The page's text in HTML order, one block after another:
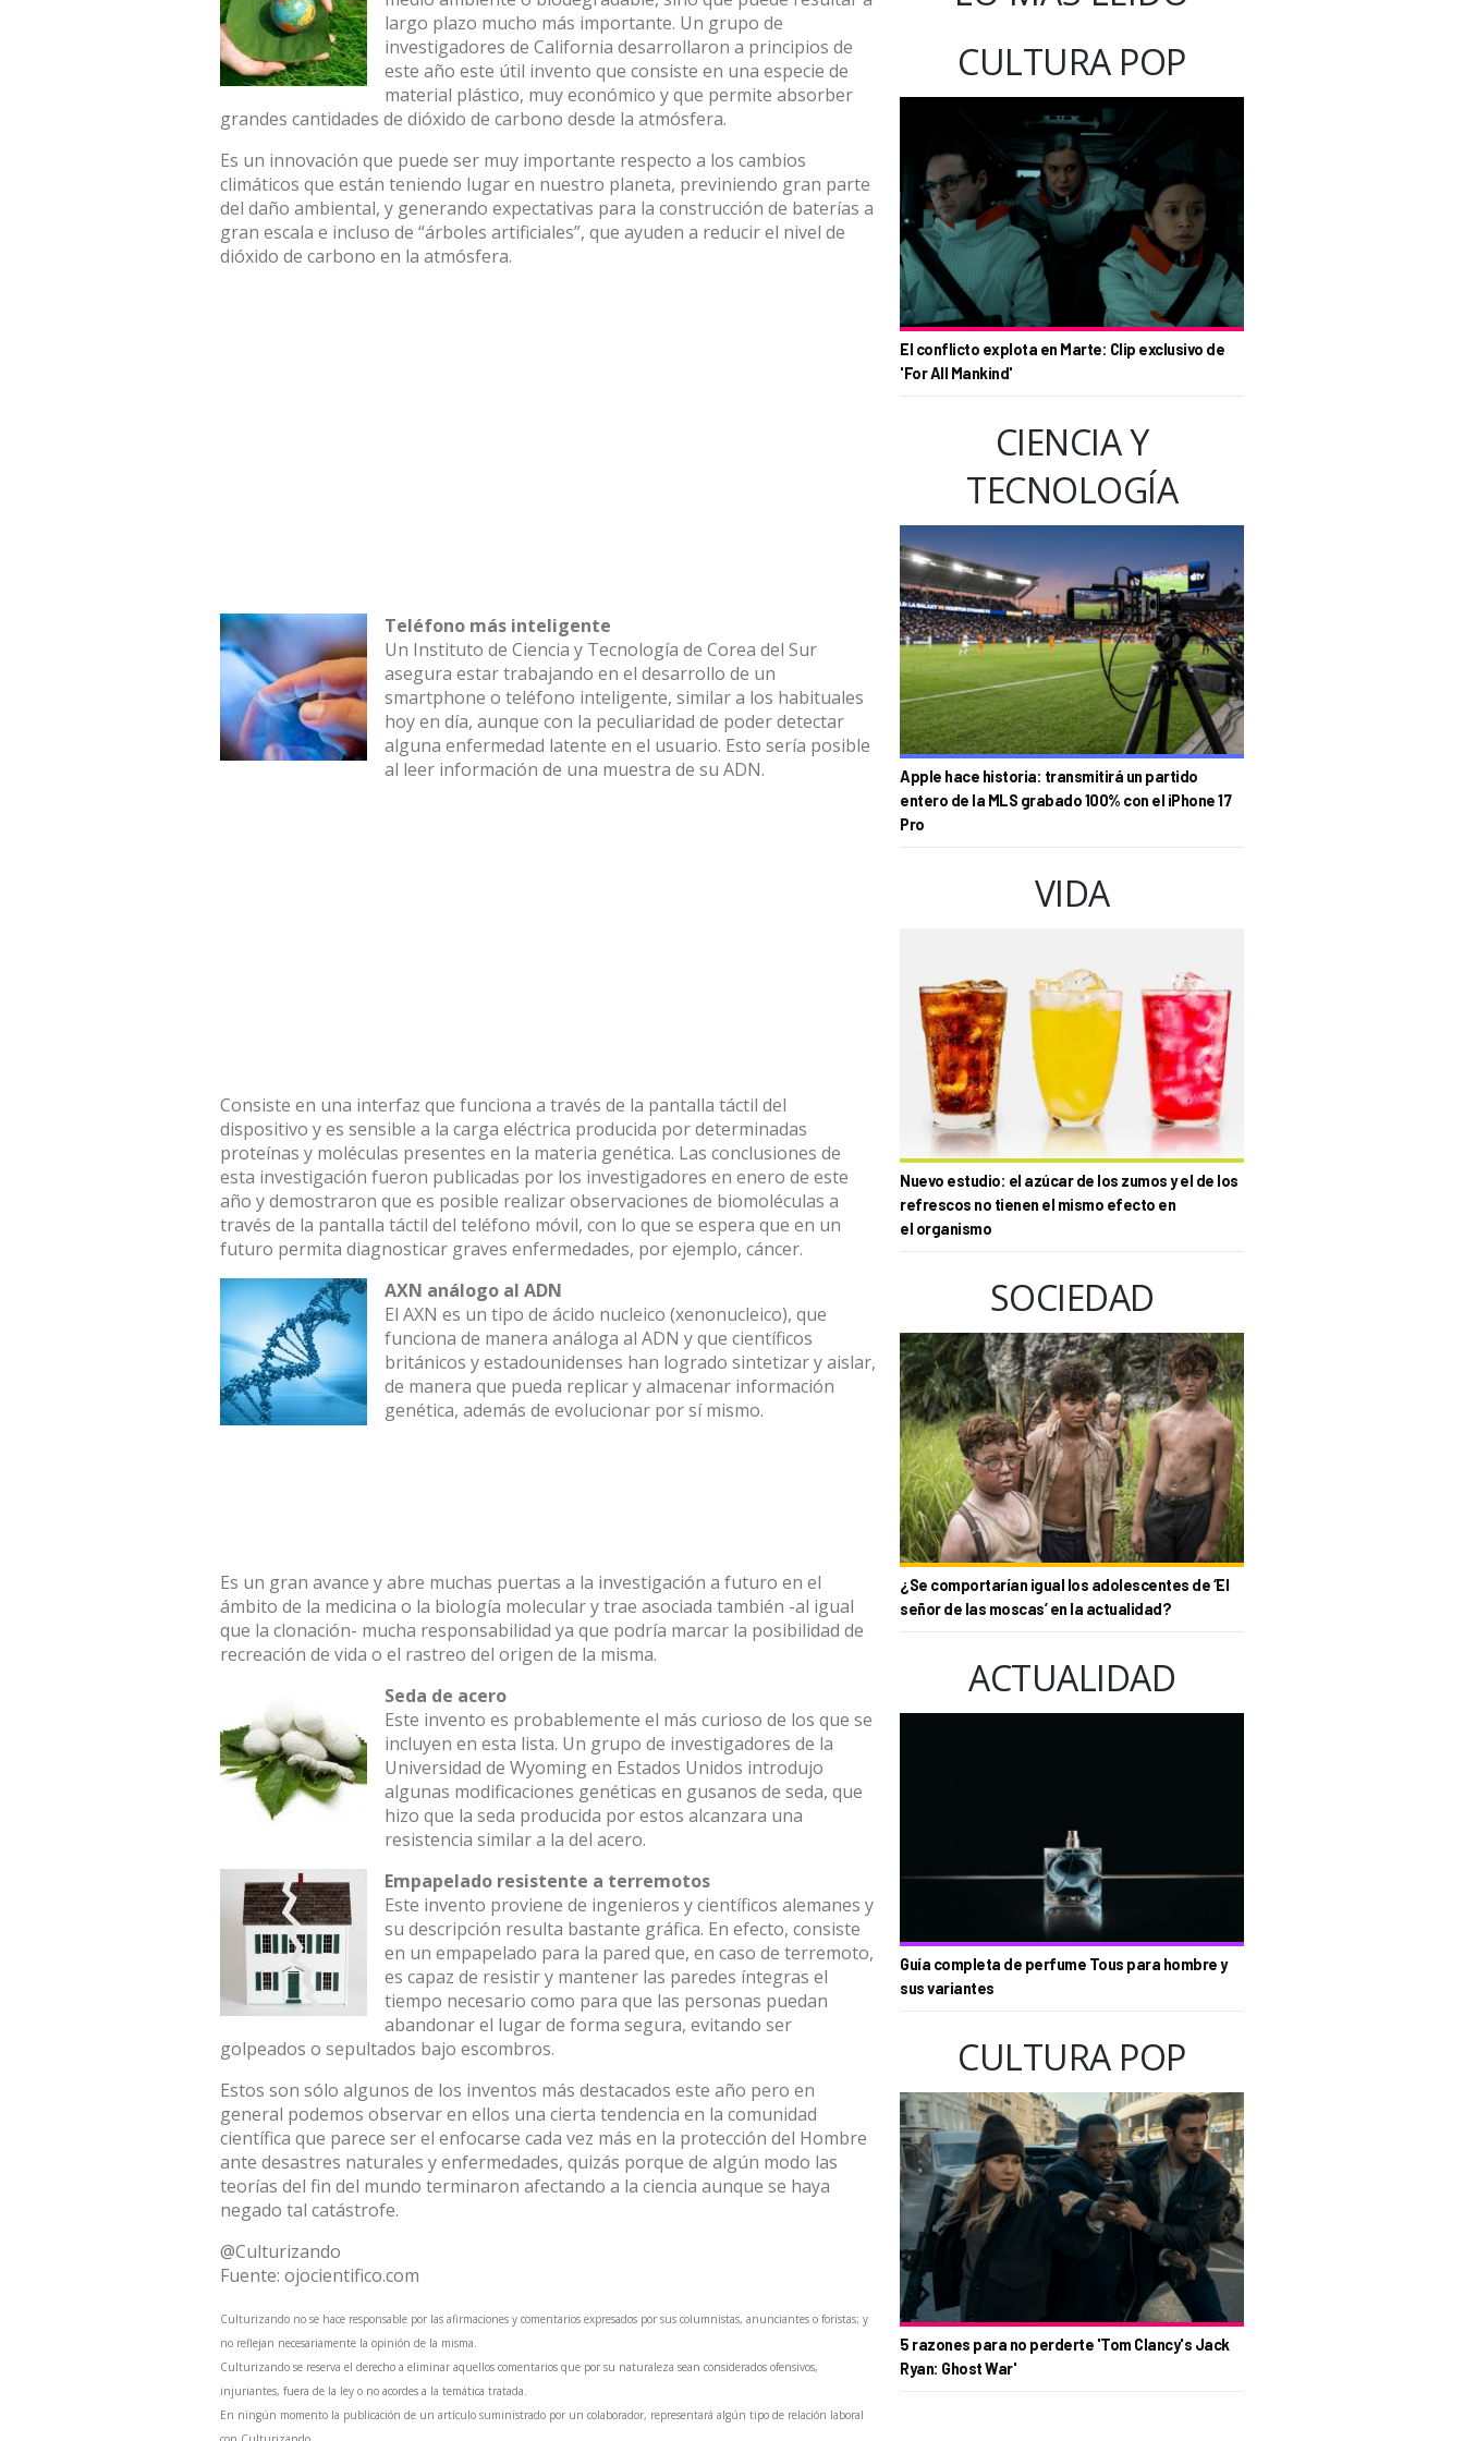
largo plazo mucho más importante. Un grupo de
investigadores de California desarrollaron a principios de
este año este útil invento que consiste en una especie de
material plástico, muy económico y que permite absorber
grandes cantidades de dióxido de carbono desde la atmósfera.
Es un innovación que puede ser muy importante respecto a los cambios
climáticos que están teniendo lugar en nuestro planeta, previniendo gran parte
del daño ambiental, y generando expectativas para la construcción de baterías a
gran escala e incluso de “árboles artificiales”, que ayuden a reducir el nivel de
dióxido de carbono en la atmósfera.
Teléfono más inteligente
Un Instituto de Ciencia y Tecnología de Corea del Sur
asegura estar trabajando en el desarrollo de un
smartphone o teléfono inteligente, similar a los habituales
hoy en día, aunque con la peculiaridad de poder detectar
alguna enfermedad latente en el usuario. Esto sería posible
al leer información de una muestra de su ADN.
Consiste en una interfaz que funciona a través de la pantalla táctil del
dispositivo y es sensible a la carga eléctrica producida por determinadas
proteínas y moléculas presentes en la materia genética. Las conclusiones de
esta investigación fueron publicadas por los investigadores en enero de este
año y demostraron que es posible realizar observaciones de biomoléculas a
través de la pantalla táctil del teléfono móvil, con lo que se espera que en un
futuro permita diagnosticar graves enfermedades, por ejemplo, cáncer.
AXN análogo al ADN
El AXN es un tipo de ácido nucleico (xenonucleico), que
funciona de manera análoga al ADN y que científicos
británicos y estadounidenses han logrado sintetizar y aislar,
de manera que pueda replicar y almacenar información
genética, además de evolucionar por sí mismo.
Es un gran avance y abre muchas puertas a la investigación a futuro en el
ámbito de la medicina o la biología molecular y trae asociada también -al igual
que la clonación- mucha responsabilidad ya que podría marcar la posibilidad de
recreación de vida o el rastreo del origen de la misma.
Seda de acero
Este invento es probablemente el más curioso de los que se
incluyen en esta lista. Un grupo de investigadores de la
Universidad de Wyoming en Estados Unidos introdujo
algunas modificaciones genéticas en gusanos de seda, que
hizo que la seda producida por estos alcanzara una
resistencia similar a la del acero.
Empapelado resistente a terremotos
Este invento proviene de ingenieros y científicos alemanes y
su descripción resulta bastante gráfica. En efecto, consiste
en un empapelado para la pared que, en caso de terremoto,
es capaz de resistir y mantener las paredes íntegras el
tiempo necesario como para que las personas puedan
abandonar el lugar de forma segura, evitando ser
golpeados o sepultados bajo escombros.
Estos son sólo algunos de los inventos más destacados este año pero en
general podemos observar en ellos una cierta tendencia en la comunidad
científica que parece ser el enfocarse cada vez más en la protección del Hombre
ante desastres naturales y enfermedades, quizás porque de algún modo las
teorías del fin del mundo terminaron afectando a la ciencia aunque se haya
negado tal catástrofe.
@Culturizando
Fuente: ojocientifico.com
Culturizando no se hace responsable por las afirmaciones y comentarios expresados por sus columnistas, anunciantes o foristas; y
no reflejan necesariamente la opinión de la misma.
Culturizando se reserva el derecho a eliminar aquellos comentarios que por su naturaleza sean considerados ofensivos,
injuriantes, fuera de la ley o no acordes a la temática tratada.
En ningún momento la publicación de un artículo suministrado por un colaborador, representará algún tipo de relación laboral
CULTURA POP
El conflicto explota en Marte: Clip exclusivo de
'For All Mankind'
CIENCIA Y
TECNOLOGÍA
Apple hace historia: transmitirá un partido
entero de la MLS grabado 100% con el iPhone 17
Pro
VIDA
Nuevo estudio: el azúcar de los zumos y el de los
refrescos no tienen el mismo efecto en
el organismo
SOCIEDAD
¿Se comportarían igual los adolescentes de ‘El
señor de las moscas’ en la actualidad?
ACTUALIDAD
Guía completa de perfume Tous para hombre y
sus variantes
CULTURA POP
5 razones para no perderte 'Tom Clancy's Jack
Ryan: Ghost War'